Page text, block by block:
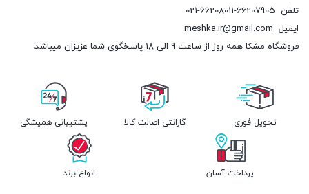
تلفن 021-66208011-66207905
ایمیل meshka.ir@gmail.com
فروشگاه مشکا همه روز از ساعت 9 الی 18 پاسخگوی شما عزیزان میباشد
تحویل فوری گارانتی اصالت کالا پشتیبانی همیشگی
پرداخت آسان انواع برند